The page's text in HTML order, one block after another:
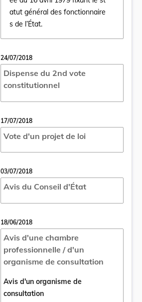
atut général des fonctionnaire
s de l’État.
24/07/2018
Dispense du 2nd vote
constitutionnel
17/07/2018
Vote d'un projet de loi
03/07/2018
Avis du Conseil d'État
18/06/2018
Avis d'une chambre
professionnelle / d'un
organisme de consultation
Avis d'un organisme de
consultation